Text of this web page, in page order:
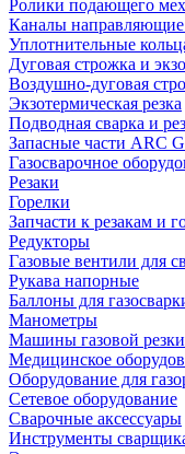
Ролики подающего
Каналы направляющие
Уплотнительные
Дуговая строжка и
Воздушно-дуговая
Экзотермическая резка
Подводная сварка и
Запасные части ARC
Газосварочное
Резаки
Горелки
Запчасти к резакам и
Редукторы
Газовые вентили для
Рукава напорные
Баллоны для
Манометры
Машины газовой резки
Медицинское
Оборудование для
Сетевое оборудование
Сварочные аксессуары
Инструменты